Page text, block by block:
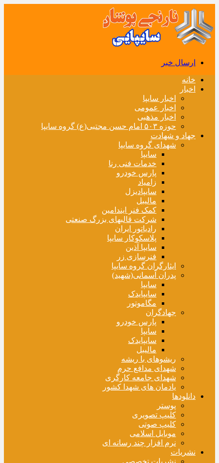
ارسال خبر
خانه
اخبار
اخبار سایپا
اخبار عمومی
اخبار مذهبی
حوزه ۵۰۳ امام حسن مجتبی(ع) گروه سایپا
جهاد و شهادت
شهدای گروه سایپا
سایپا
خدمات فنی رنا
پارس خودرو
زامیاد
سایپادیزل
مالیبل
کمک فنر ایندامین
شرکت قالبهای بزرگ صنعتی
رادیاتور ایران
پلاسکوکار سایپا
سایپا آذین
فنرسازی زر
ایثارگران گروه سایپا
پدران آسمانی(شهید)
سایپا
سایپایدک
مگاموتور
جهادگران
پارس خودرو
سایپا
سایپایدک
مالیبل
ریشوهای با ریشه
شهدای مدافع حرم
شهدای جامعه کارگری
یادمان های شهدا کشور
دانلودها
پوستر
کلیپ تصویری
کلیپ صوتی
موبایل اسلامی
نرم افزار چند رسانه ای
نشریات
نشریات تخصصی